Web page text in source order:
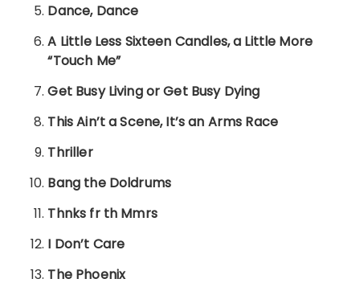
Dance, Dance
A Little Less Sixteen Candles, a Little More
“Touch Me”
Get Busy Living or Get Busy Dying
This Ain’t a Scene, It’s an Arms Race
Thriller
Bang the Doldrums
Thnks fr th Mmrs
I Don’t Care
The Phoenix